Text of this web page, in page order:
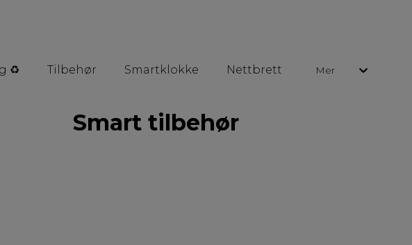
♻️ Tilbehør Smartklokke Nettbrett Mer
Smart tilbehør